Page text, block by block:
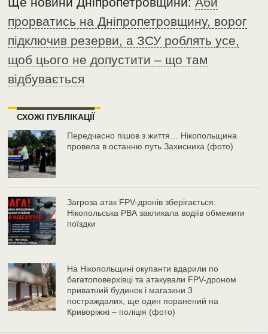
прорватись на Дніпропетровщину, ворог
підключив резерви, а ЗСУ роблять усе,
щоб цього не допустити – що там
відбувається
СХОЖІ ПУБЛІКАЦІЇ
Передчасно пішов з життя… Нікопольщина
провела в останню путь Захисника (фото)
Загроза атак FPV-дронів зберігається:
Нікопольська РВА закликала водіїв обмежити
поїздки
На Нікопольщині окупанти вдарили по
багатоповерхівці та атакували FPV-дроном
приватний будинок і магазини 3
постраждалих, ще один поранений на
Криворіжжі – поліція (фото)